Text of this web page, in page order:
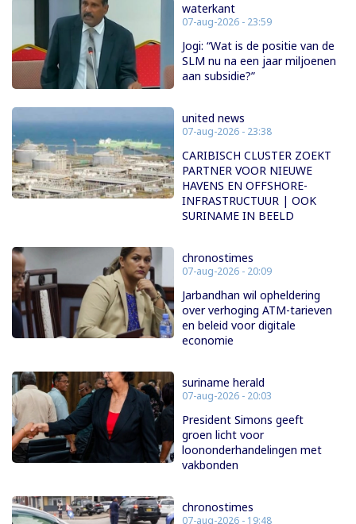
waterkant
07-aug-2026 - 23:59
Jogi: “Wat is de positie van de
SLM nu na een jaar miljoenen
aan subsidie?”
united news
07-aug-2026 - 23:38
CARIBISCH CLUSTER ZOEKT
PARTNER VOOR NIEUWE
HAVENS EN OFFSHORE-
INFRASTRUCTUUR | OOK
SURINAME IN BEELD
chronostimes
07-aug-2026 - 20:09
Jarbandhan wil opheldering
over verhoging ATM-tarieven
en beleid voor digitale
economie
suriname herald
07-aug-2026 - 20:03
President Simons geeft
groen licht voor
loononderhandelingen met
vakbonden
chronostimes
07-aug-2026 - 19:48